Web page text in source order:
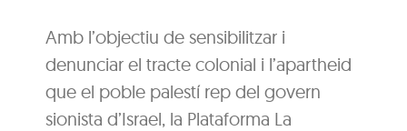
Amb l’objectiu de sensibilitzar i
denunciar el tracte colonial i l’apartheid
que el poble palestí rep del govern
sionista d’Israel, la Plataforma La